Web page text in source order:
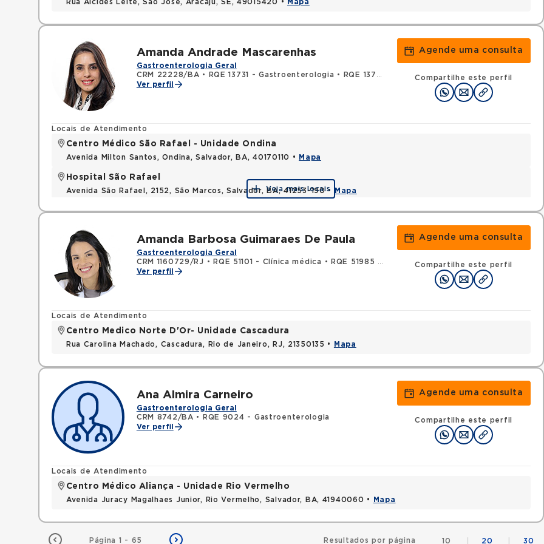
Rua Alcides Leite, Sao Jose, Aracaju, SE, 49015420 • Mapa
Amanda Andrade Mascarenhas
Gastroenterologia Geral
CRM 22228/BA • RQE 13731 - Gastroenterologia • RQE 13732 - Clínica médica • RQE 14704 -
Ver perfil
Agende uma consulta
Compartilhe este perfil
Locais de Atendimento
Centro Médico São Rafael - Unidade Ondina
Avenida Milton Santos, Ondina, Salvador, BA, 40170110 • Mapa
Hospital São Rafael
Avenida São Rafael, 2152, São Marcos, Salvador, BA, 41253-190 • Mapa
Veja mais locais
Amanda Barbosa Guimaraes De Paula
Gastroenterologia Geral
CRM 1160729/RJ • RQE 51101 - Clínica médica •
RQE 51985 - Gastroenterologia
Ver perfil
Agende uma consulta
Compartilhe este perfil
Locais de Atendimento
Centro Medico Norte D'Or- Unidade Cascadura
Rua Carolina Machado, Cascadura, Rio de Janeiro, RJ, 21350135 • Mapa
Ana Almira Carneiro
Gastroenterologia Geral
CRM 8742/BA •
RQE 9024 - Gastroenterologia
Ver perfil
Agende uma consulta
Compartilhe este perfil
Locais de Atendimento
Centro Médico Aliança - Unidade Rio Vermelho
Avenida Juracy Magalhaes Junior, Rio Vermelho, Salvador, BA, 41940060 • Mapa
Página 1 - 65 Resultados por página 10 20 30